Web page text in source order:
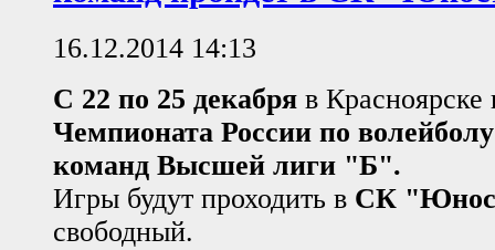
16.12.2014 14:13
С 22 по 25 декабря в
Чемпионата России по
команд Высшей лиги "Б".
Игры будут проходить в СК
свободный.